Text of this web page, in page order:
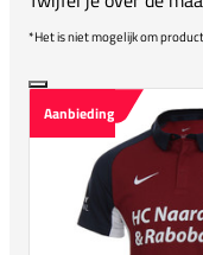
*Het is niet mogelijk om
Aanbieding